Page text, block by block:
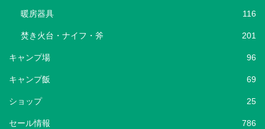
暖房器具 116
焚き火台・ナイフ・斧 201
キャンプ場 96
キャンプ飯 69
ショップ 25
セール情報 786